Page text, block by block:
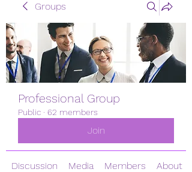
Groups
Professional Group
Public · 62 members
Join
Discussion Media Members About